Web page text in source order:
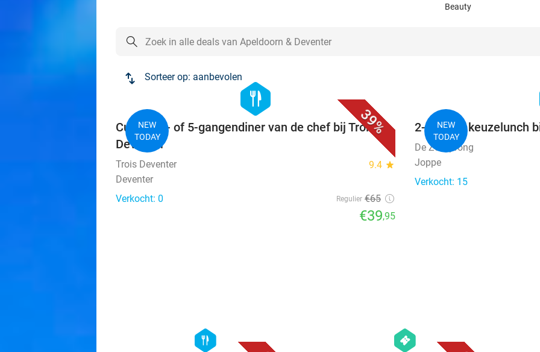
Beauty
Sorteer op: aanbevolen
39%
NEW
TODAY
hexagon
food
Culinair 4- of 5-gangendiner van de chef bij Trois
Deventer
Trois Deventer 9.4 star
Deventer
Verkocht: 0
Regulier €65
€39,95
NEW
TODAY
2-gangen keuzelunch
De Zessprong
Joppe
Verkocht: 15
hexagon
food hexagon
events